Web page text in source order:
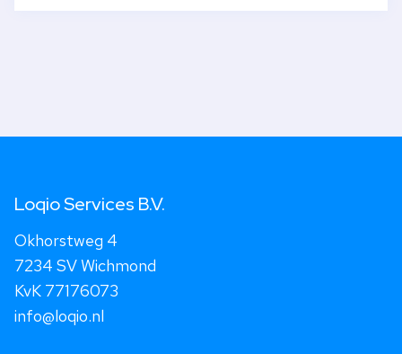
Loqio Services B.V.
Okhorstweg 4
7234 SV Wichmond
KvK 77176073
info@loqio.nl